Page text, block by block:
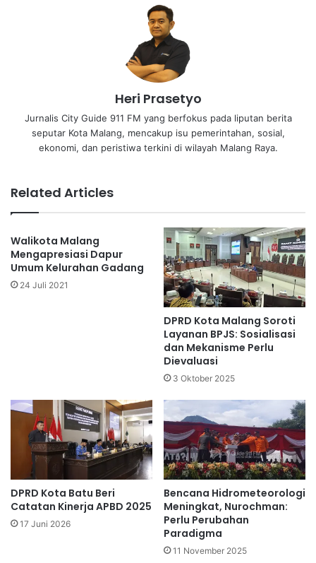
Heri Prasetyo
Jurnalis City Guide 911 FM yang berfokus pada liputan berita
seputar Kota Malang, mencakup isu pemerintahan, sosial,
ekonomi, dan peristiwa terkini di wilayah Malang Raya.
Related Articles
Walikota Malang
Mengapresiasi Dapur
Umum Kelurahan Gadang
24 Juli 2021
DPRD Kota Malang Soroti
Layanan BPJS: Sosialisasi
dan Mekanisme Perlu
Dievaluasi
3 Oktober 2025
DPRD Kota Batu Beri
Catatan Kinerja APBD 2025
17 Juni 2026
Bencana Hidrometeorologi
Meningkat, Nurochman:
Perlu Perubahan
Paradigma
11 November 2025